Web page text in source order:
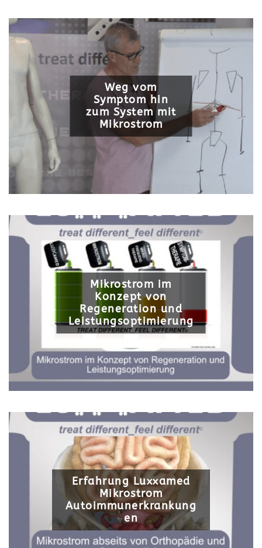
Weg vom
Symptom hin
zum System mit
Mikrostrom
Mikrostrom im
Konzept von
Regeneration und
Leistungsoptimierung
Erfahrung Luxxamed
Mikrostrom
Autoimmunerkrankung
en